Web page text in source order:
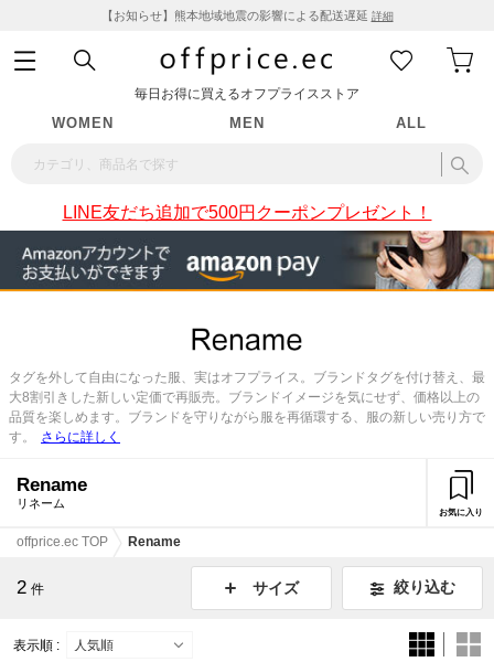
【お知らせ】熊本地域地震の影響による配送遅延 詳細
毎日お得に買えるオフプライスストア
WOMEN MEN ALL
LINE友だち追加で500円クーポンプレゼント！
タグを外して自由になった服、実はオフプライス。ブランドタグを付け替え、最
大8割引きした新しい定価で再販売。ブランドイメージを気にせず、価格以上の
品質を楽しめます。ブランドを守りながら服を再循環する、服の新しい売り方で
す。
さらに詳しく
Rename
リネーム
お気に入り
offprice.ec TOP Rename
2 件 サイズ 絞り込む
表示順 :